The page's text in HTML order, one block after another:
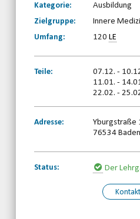
Kategorie:
Ausbildung
Zielgruppe:
Innere
Umfang:
120LE
Teile:
07.12. -
11.01. -
22.02. -
Adresse:
Yburgstraße
76534
Status: Der
Kontakt